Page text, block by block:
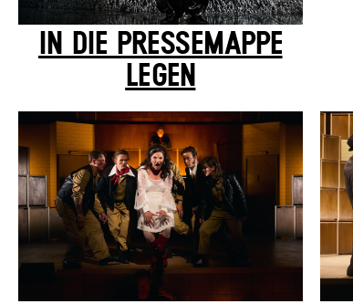
IN DIE PRESSEMAPPE
LEGEN